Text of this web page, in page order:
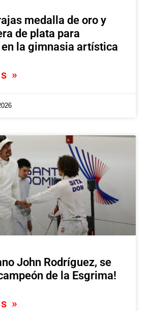
medalla de oro y
de plata para
la gimnasia artística
»
John Rodríguez, se
de la Esgrima!
»